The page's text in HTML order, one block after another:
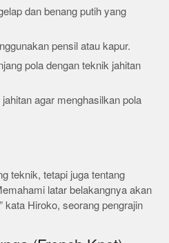
dan benang putih yang
pensil atau kapur.
pola dengan teknik jahitan
agar menghasilkan pola
teknik, tetapi juga tentang
latar belakangnya akan
kata Hiroko, seorang pengrajin